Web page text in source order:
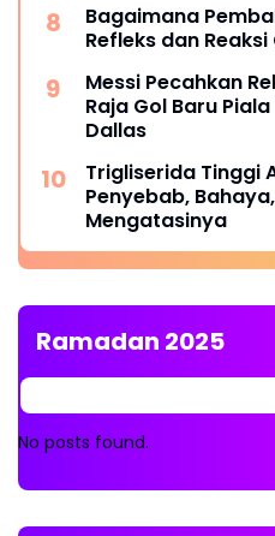
Bagaimana
Refleks dan
Messi Pecahkan
Raja Gol Baru
Dallas
Trigliserida Tinggi
Penyebab,
Mengatasinya
Ramadan 2025
No posts found.